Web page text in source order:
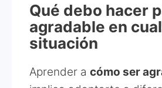
Qué debo hacer
agradable en
situación
Aprender a cómo ser